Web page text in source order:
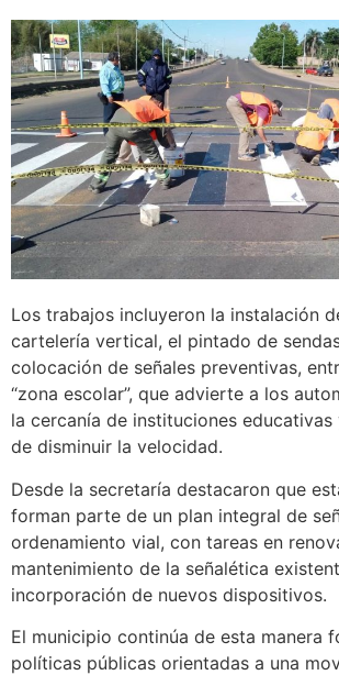
Los trabajos incluyeron la instalación
cartelería vertical, el pintado de
colocación de señales preventivas,
“zona escolar”, que advierte a los
la cercanía de instituciones educativas
de disminuir la velocidad.
Desde la secretaría destacaron que
forman parte de un plan integral de
ordenamiento vial, con tareas en
mantenimiento de la señalética
incorporación de nuevos dispositivos.
El municipio continúa de esta manera
políticas públicas orientadas a una